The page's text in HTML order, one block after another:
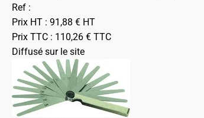
Ref :
Prix HT : 91,88 € HT
Prix TTC : 110,26 € TTC
Diffusé sur le site